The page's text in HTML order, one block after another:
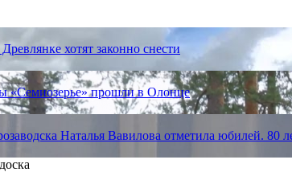
хотят законно снести
«Семиозерье» прошли в Олонце
Наталья Вавилова отметила юбилей. 80